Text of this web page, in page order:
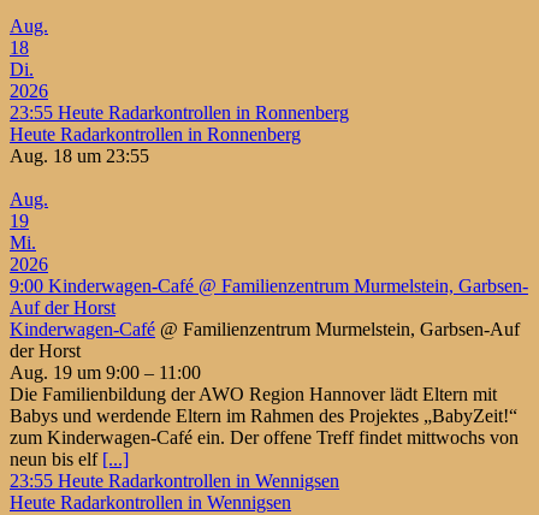
Aug.
18
Di.
2026
23:55 Heute Radarkontrollen in Ronnenberg
Heute Radarkontrollen in Ronnenberg
Aug. 18 um 23:55
Aug.
19
Mi.
2026
9:00 Kinderwagen-Café @ Familienzentrum Murmelstein, Garbsen-
Auf der Horst
Kinderwagen-Café @ Familienzentrum Murmelstein, Garbsen-Auf
der Horst
Aug. 19 um 9:00 – 11:00
Die Familienbildung der AWO Region Hannover lädt Eltern mit
Babys und werdende Eltern im Rahmen des Projektes „BabyZeit!“
zum Kinderwagen-Café ein. Der offene Treff findet mittwochs von
neun bis elf [...]
23:55 Heute Radarkontrollen in Wennigsen
Heute Radarkontrollen in Wennigsen